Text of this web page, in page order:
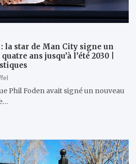
la star de Man City signe un
ans jusqu’à l’été 2030 |
Phil Foden avait signé un nouveau